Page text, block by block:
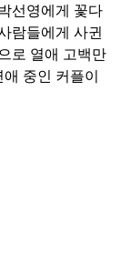
선영에게 꽃다
람들에게 사귄
로 열애 고백만
중인 커플이